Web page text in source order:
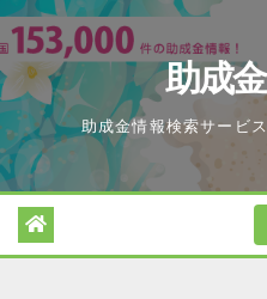
Skip
to
content
助成
助成金情報検索サービ